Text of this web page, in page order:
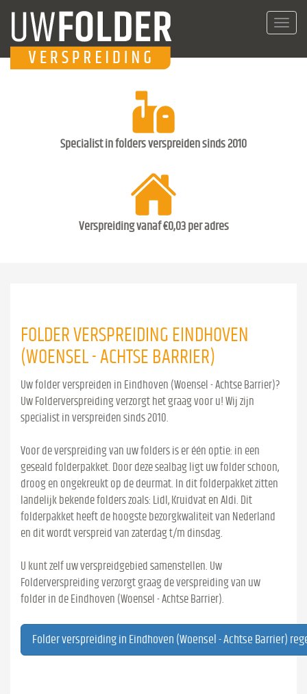
Specialist in folders verspreiden sinds 2010
Verspreiding vanaf €0,03 per adres
FOLDER VERSPREIDING EINDHOVEN
(WOENSEL - ACHTSE BARRIER)
Uw folder verspreiden in Eindhoven (Woensel - Achtse Barrier)?
Uw Folderverspreiding verzorgt het graag voor u! Wij zijn
specialist in verspreiden sinds 2010.
Voor de verspreiding van uw folders is er één optie: in een
geseald folderpakket. Door deze sealbag ligt uw folder schoon,
droog en ongekreukt op de deurmat. In dit folderpakket zitten
landelijk bekende folders zoals: Lidl, Kruidvat en Aldi. Dit
folderpakket heeft de hoogste bezorgkwaliteit van Nederland
en dit wordt verspreid van zaterdag t/m dinsdag.
U kunt zelf uw verspreidgebied samenstellen. Uw
Folderverspreiding verzorgt graag de verspreiding van uw
folder in de Eindhoven (Woensel - Achtse Barrier).
Folder verspreiding in Eindhoven (Woensel - Achtse Barrier)